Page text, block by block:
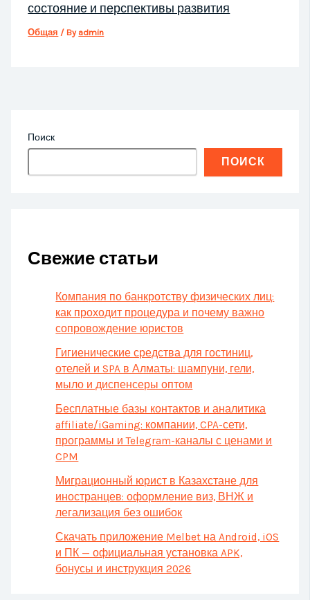
состояние и перспективы развития
Общая / By admin
Поиск
ПОИСК
Свежие статьи
Компания по банкротству физических лиц:
как проходит процедура и почему важно
сопровождение юристов
Гигиенические средства для гостиниц,
отелей и SPA в Алматы: шампуни, гели,
мыло и диспенсеры оптом
Бесплатные базы контактов и аналитика
affiliate/iGaming: компании, CPA-сети,
программы и Telegram-каналы с ценами и
CPM
Миграционный юрист в Казахстане для
иностранцев: оформление виз, ВНЖ и
легализация без ошибок
Скачать приложение Melbet на Android, iOS
и ПК — официальная установка APK,
бонусы и инструкция 2026